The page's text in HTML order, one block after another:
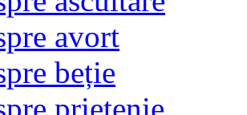
avort
beție